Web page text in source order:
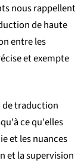
nous rappellent
de haute
entre les
et exempte
de traduction
ce qu'elles
et les nuances
et la supervision